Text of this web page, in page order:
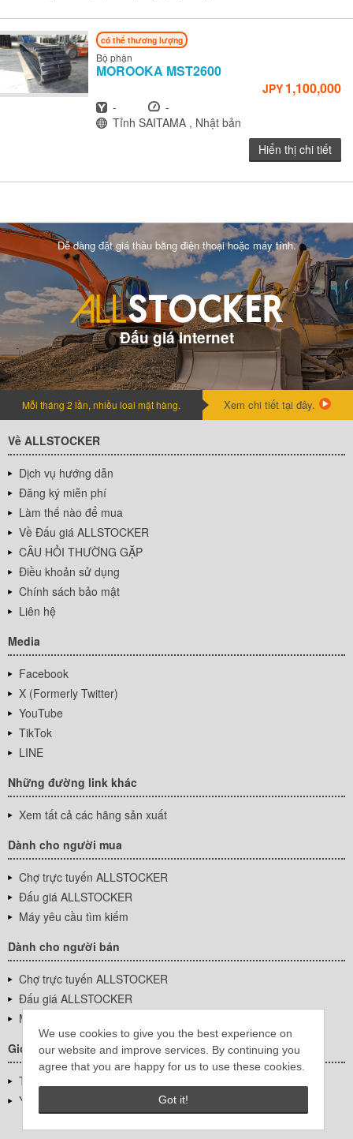
We use cookies to give you the best experience on
our website and improve services. By continuing you
agree that you are happy for us to use these cookies.
Got it!
có thể thương lượng
Bộ phận
MOROOKA MST2600
JPY 1,100,000
Năm
- Giờ
-
Địa điểm
Tỉnh SAITAMA , Nhật bản
Hiển thị chi tiết
Dễ dàng đặt giá thầu bằng điện thoại hoặc máy tính.
Đấu giá internet
Mỗi tháng 2 lần, nhiều loai mặt hàng. Xem chi tiết tại đây.
Về ALLSTOCKER
Dịch vụ hướng dẫn
Đăng ký miễn phí
Làm thế nào để mua
Về Đấu giá ALLSTOCKER
CÂU HỎI THƯỜNG GẶP
Điều khoản sử dụng
Chính sách bảo mật
Liên hệ
Media
Facebook
X (Formerly Twitter)
YouTube
TikTok
LINE
Những đường link khác
Xem tất cả các hãng sản xuất
Dành cho người mua
Chợ trực tuyến ALLSTOCKER
Đấu giá ALLSTOCKER
Máy yêu cầu tìm kiếm
Dành cho người bán
Chợ trực tuyến ALLSTOCKER
Đấu giá ALLSTOCKER
Máy yêu cầu tìm kiếm
Giới thiệu công ty
Thông tin về doanh nghiệp
YUTAKA Inc.